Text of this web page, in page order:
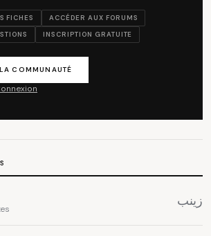
FICHES
ACCÉDER AUX FORUMS
INSCRIPTION GRATUITE
COMMUNAUTÉ
زينب